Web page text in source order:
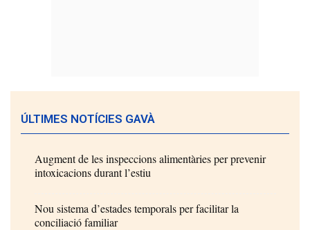
ÚLTIMES NOTÍCIES GAVÀ
Augment de les inspeccions alimentàries per prevenir
intoxicacions durant l’estiu
Nou sistema d’estades temporals per facilitar la
conciliació familiar